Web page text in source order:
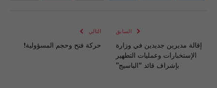
السابق
إقالة مديرين جديدين في وزارة
الإستخبارات وعمليات التطهير
بإشراف قائد “الباسيج”
التالي
حركة فتح وحجم المسؤولية!